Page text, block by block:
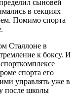
сыновей
в секциях
Помимо спорта
Сталлоне в
к боксу. И
спорта его
управлять уже в
после школы